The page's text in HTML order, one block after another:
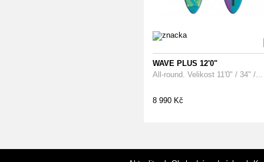
WAVE PLUS 12'0"
All-round. Velikost 11'0" / 34" /...
8 990 Kč